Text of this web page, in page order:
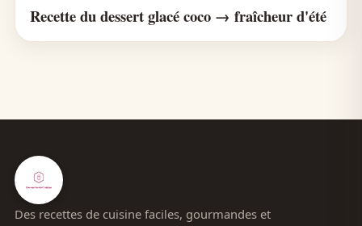
Recette du dessert glacé coco → fraîcheur d'été
Des recettes de cuisine faciles, gourmandes et